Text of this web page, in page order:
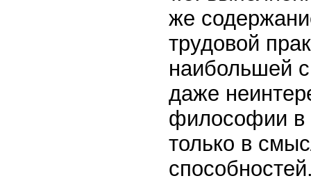
же
трудовой
наибольшей
даже
философии в
только в